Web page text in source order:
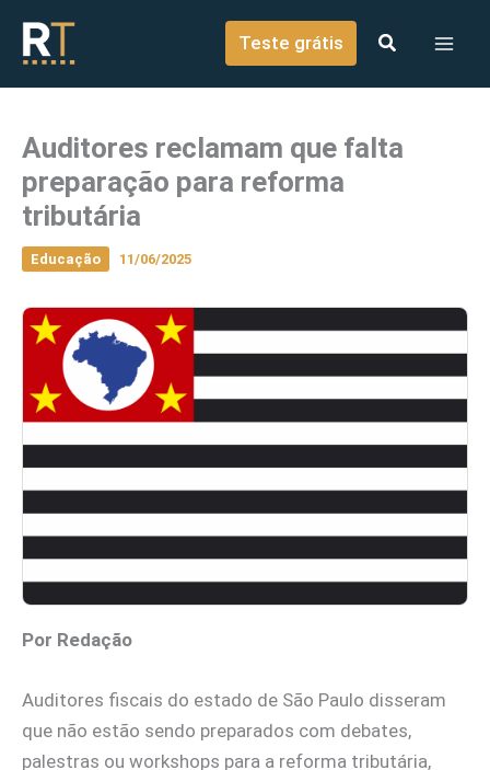
conteúdo
Teste grátis
Auditores reclamam que falta
preparação para reforma
tributária
Educação 11/06/2025
Por Redação
Auditores fiscais do estado de São Paulo disseram
que não estão sendo preparados com debates,
palestras ou workshops para a reforma tributária,